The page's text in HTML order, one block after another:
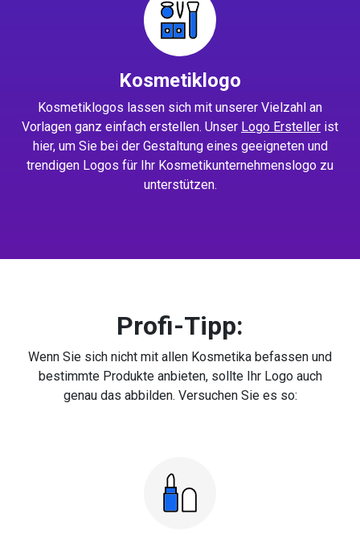
Kosmetiklogo
Kosmetiklogos lassen sich mit unserer Vielzahl an
Vorlagen ganz einfach erstellen. Unser Logo Ersteller ist
hier, um Sie bei der Gestaltung eines geeigneten und
trendigen Logos für Ihr Kosmetikunternehmenslogo zu
unterstützen.
Profi-Tipp:
Wenn Sie sich nicht mit allen Kosmetika befassen und
bestimmte Produkte anbieten, sollte Ihr Logo auch
genau das abbilden. Versuchen Sie es so: